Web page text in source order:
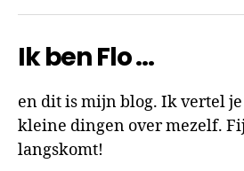
Ik ben Flo …
en dit is mijn blog. Ik vertel je
kleine dingen over mezelf.
langskomt!